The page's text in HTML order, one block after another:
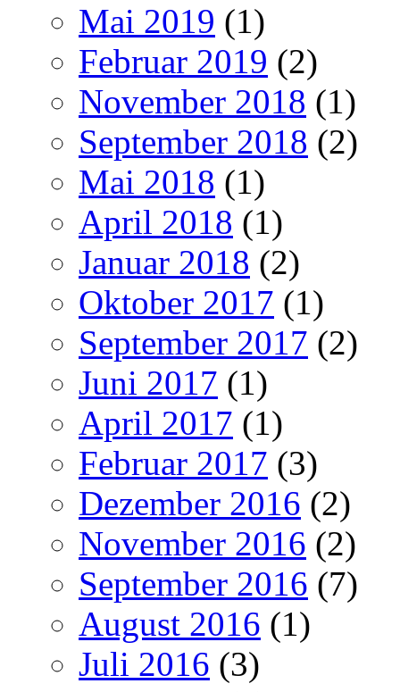
Mai 2019 (1)
Februar 2019 (2)
November 2018 (1)
September 2018 (2)
Mai 2018 (1)
April 2018 (1)
Januar 2018 (2)
Oktober 2017 (1)
September 2017 (2)
Juni 2017 (1)
April 2017 (1)
Februar 2017 (3)
Dezember 2016 (2)
November 2016 (2)
September 2016 (7)
August 2016 (1)
Juli 2016 (3)